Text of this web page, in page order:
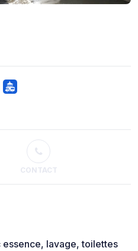
CONTACT
lavage, toilettes